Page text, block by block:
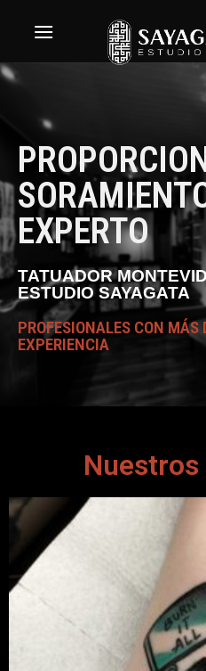
EXPERTO
TATUADOR
ESTUDIO SAYAGATA
PROFESIONALES CON MÁS
EXPERIENCIA